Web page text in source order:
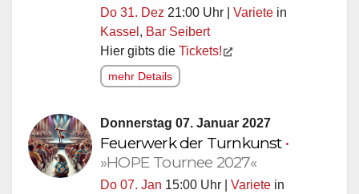
Do 31. Dez 21:00 Uhr | Variete in
Kassel , Bar Seibert
Hier gibts die Tickets!
mehr Details
Donnerstag 07. Januar 2027
Feuerwerk der Turnkunst •
»HOPE Tournee 2027«
Do 07. Jan 15:00 Uhr | Variete in